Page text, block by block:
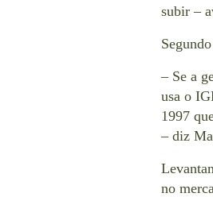
subir –
– Se a
usa o
1997
– diz
no